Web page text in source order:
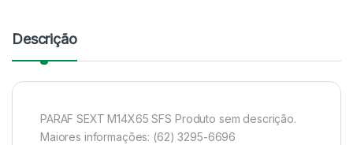
Descrição
PARAF SEXT M14X65 SFS Produto sem descrição.
Maiores informações: (62) 3295-6696